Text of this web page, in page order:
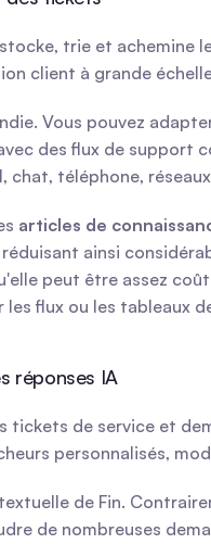
trie et
client à grande
Vous pouvez
des flux de
téléphone,
articles de
ainsi
peut être assez
flux ou les tableaux
réponses IA
de service et
personnalisés,
de Fin.
de nombreuses